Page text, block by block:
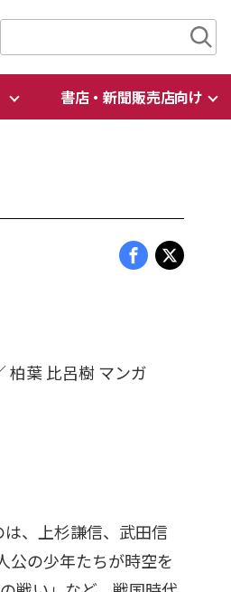
書店・新聞販売店向け
柏葉 比呂樹 マンガ
、上杉謙信、武田信
公の少年たちが時空を